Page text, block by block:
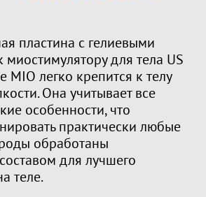
пластина с гелиевыми
миостимулятору для тела US
MIO легко крепится к телу
Она учитывает все
особенности, что
практически любые
обработаны
для лучшего
теле.